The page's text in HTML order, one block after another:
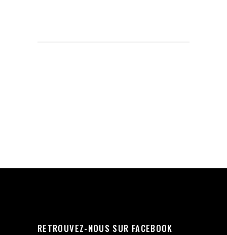
RETROUVEZ-NOUS SUR FACEBOOK